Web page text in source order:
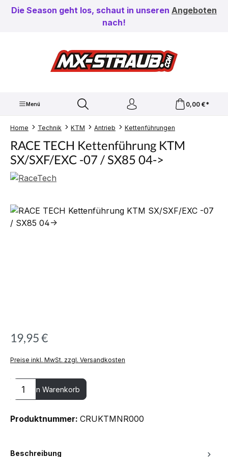
Zum Hauptinhalt springen
Die Season geht los, schaut in unseren Angeboten
nach!
Menü 0,00 €*
Home Technik KTM Antrieb Kettenführungen
RACE TECH Kettenführung KTM
SX/SXF/EXC -07 / SX85 04->
Bildergalerie überspringen
19,95 €
Preise inkl. MwSt. zzgl. Versandkosten
Produkt Anzahl: Gib den gewünschten Wert ein oder benutze
In den Warenkorb
Produktnummer: CRUKTMNR000
Beschreibung